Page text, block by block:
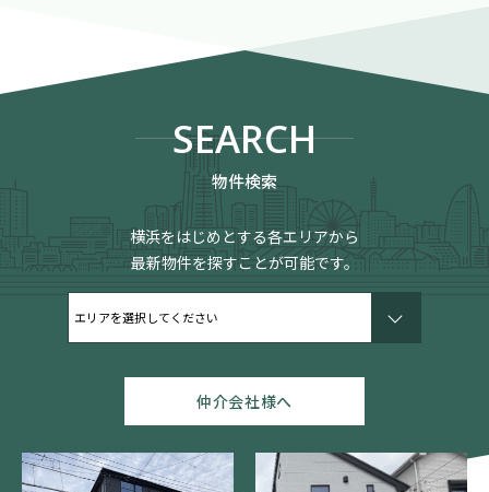
SEARCH
物件検索
横浜をはじめとする各エリアから
最新物件を探すことが可能です。
仲介会社様へ